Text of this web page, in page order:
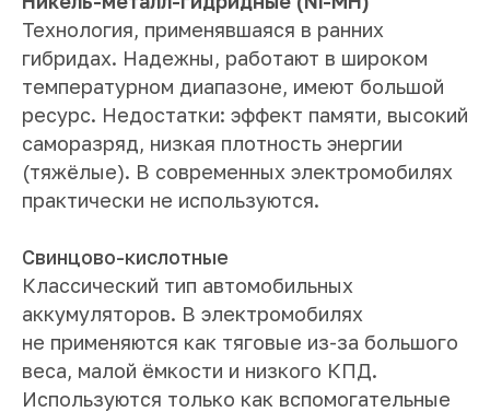
Технология, применявшаяся в ранних
гибридах. Надежны, работают в широком
температурном диапазоне, имеют большой
ресурс. Недостатки: эффект памяти, высокий
саморазряд, низкая плотность энергии
(тяжёлые). В современных электромобилях
практически не используются.
Свинцово-кислотные
Классический тип автомобильных
аккумуляторов. В электромобилях
не применяются как тяговые из-за большого
веса, малой ёмкости и низкого КПД.
Используются только как вспомогательные